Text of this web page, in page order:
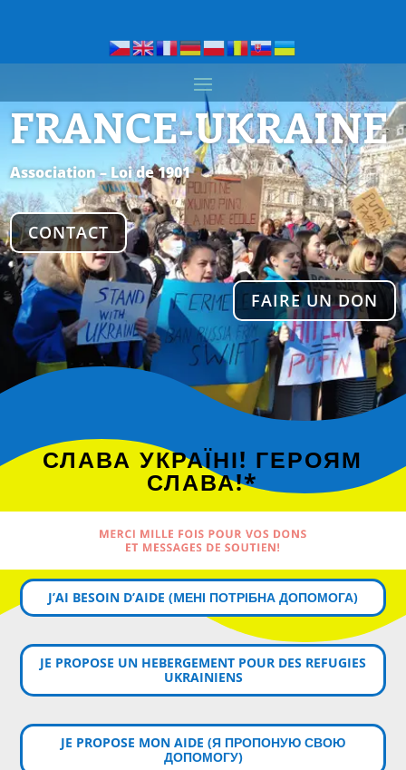
FRANCE-UKRAINE
Association – Loi de 1901
CONTACT
FAIRE UN DON
СЛАВА УКРАЇНІ! ГЕРОЯМ
СЛАВА!*
MERCI MILLE FOIS POUR VOS DONS
ET MESSAGES DE SOUTIEN!
J’AI BESOIN D’AIDE (MЕНІ ПОТРІБНА ДОПОМОГА)
JE PROPOSE UN HEBERGEMENT POUR DES REFUGIES
UKRAINIENS
JE PROPOSE MON AIDE (Я ПРОПОНУЮ СВОЮ
ДОПОМОГУ)